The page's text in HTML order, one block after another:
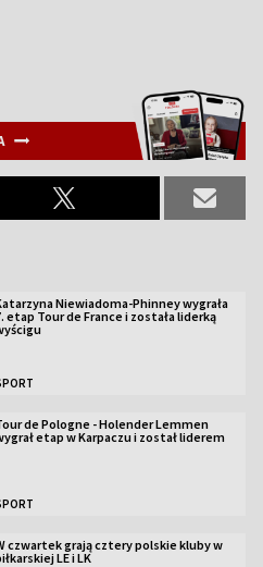
Niewiadoma-Phinney wygrała
etap Tour de France i została liderką
de Pologne - Holender Lemmen
etap w Karpaczu i został liderem
czwartek grają cztery polskie kluby w
LE i LK